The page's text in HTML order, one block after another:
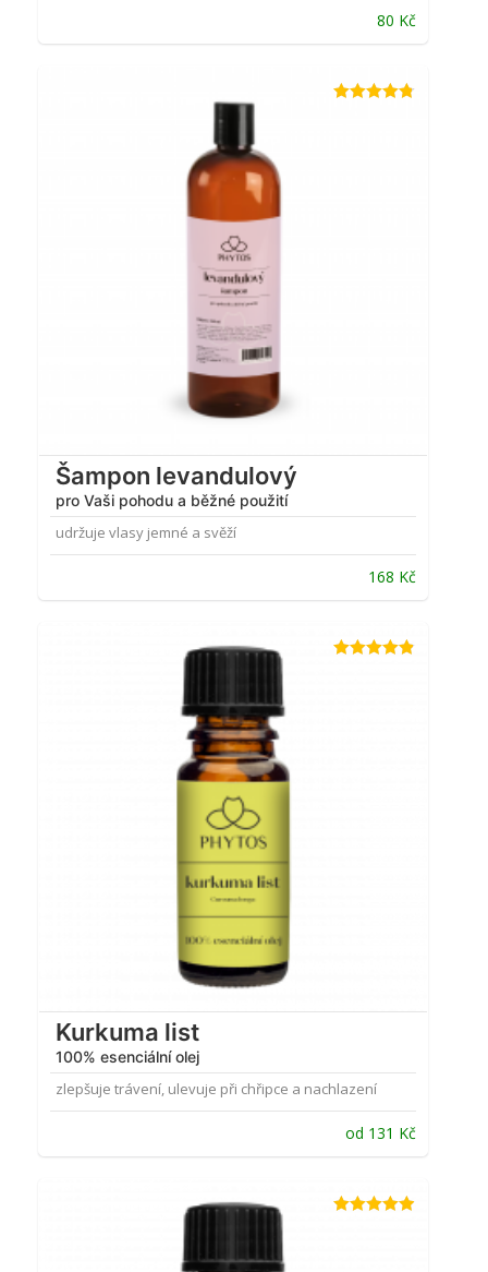
80 Kč
Šampon levandulový
pro Vaši pohodu a běžné použití
udržuje vlasy jemné a svěží
168 Kč
Kurkuma list
100% esenciální olej
zlepšuje trávení, ulevuje při chřipce a nachlazení
od 131 Kč